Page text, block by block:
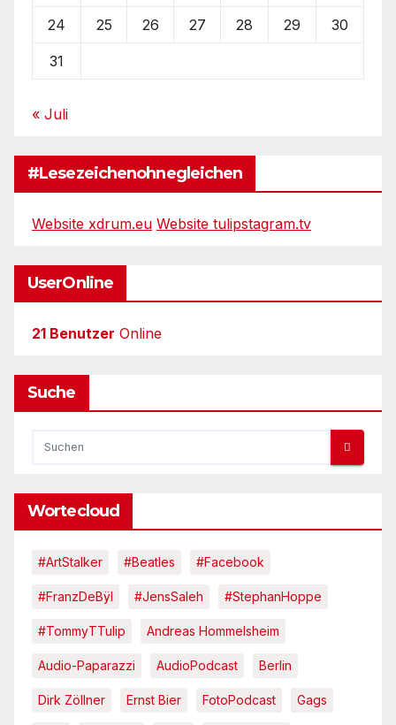
24 25 26 27 28 29 30
31
« Juli
#Lesezeichenohnegleichen
Website xdrum.eu Website tulipstagram.tv
UserOnline
21 Benutzer Online
Suche
Wortecloud
#ArtStalker #Beatles #Facebook
#FranzDeBÿl #JensSaleh #StephanHoppe
#TommyTTulip Andreas Hommelsheim
Audio-Paparazzi AudioPodcast Berlin
Dirk Zöllner Ernst Bier FotoPodcast Gags